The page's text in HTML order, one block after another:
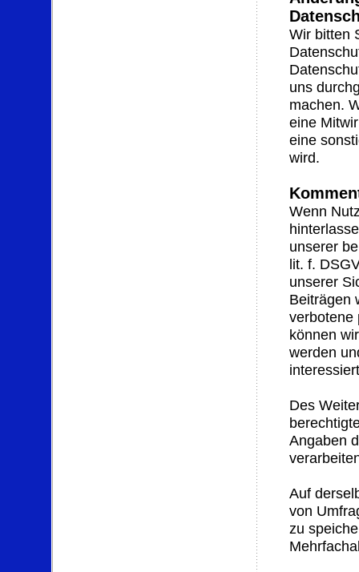
Wir bitten
uns
machen.
eine
eine
wird.
Wenn
unserer
lit. f.
unserer
Beiträgen
verbotene
können
werden
Des
Angaben
Auf
von
zu